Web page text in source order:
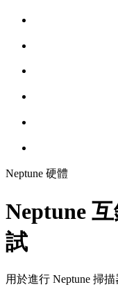
Neptune 硬體
Neptune
試
用於進行 Neptune 掃